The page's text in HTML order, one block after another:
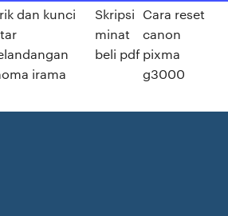
dan kunci
irama
Skripsi
minat
beli pdf
Cara reset
canon
pixma
g3000